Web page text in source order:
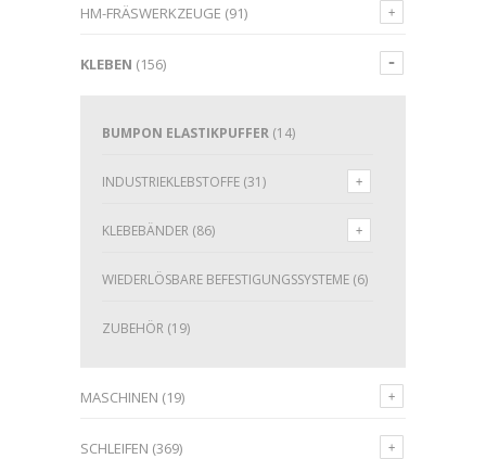
HM-FRÄSWERKZEUGE (91)
KLEBEN (156)
BUMPON ELASTIKPUFFER (14)
INDUSTRIEKLEBSTOFFE (31)
KLEBEBÄNDER (86)
WIEDERLÖSBARE BEFESTIGUNGSSYSTEME (6)
ZUBEHÖR (19)
MASCHINEN (19)
SCHLEIFEN (369)